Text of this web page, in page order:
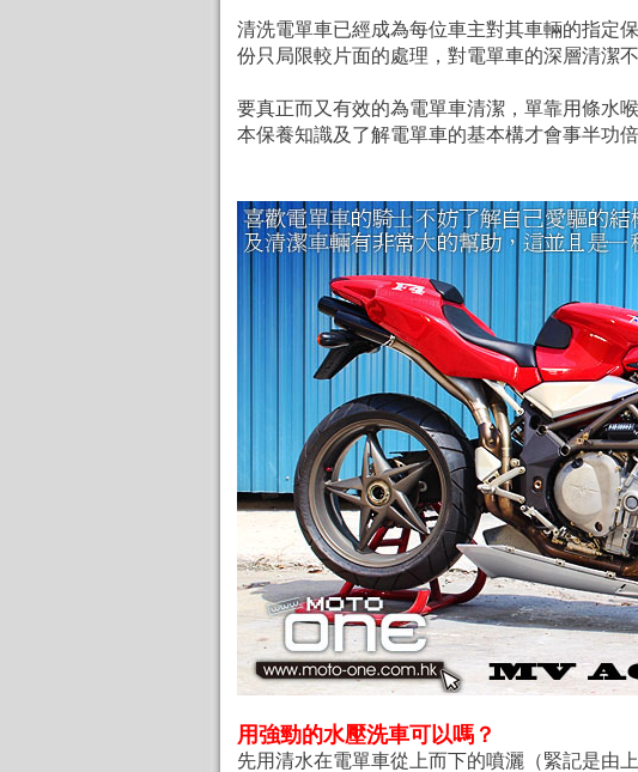
清洗電單車已經成為每位車主對其車輛的指定
份只局限較片面的處理，對電單車的深層清潔
要真正而又有效的為電單車清潔，單靠用條水
本保養知識及了解電單車的基本構才會事半功倍
用強勁的水壓洗車可以嗎？
先用清水在電單車從上而下的噴灑（緊記是由